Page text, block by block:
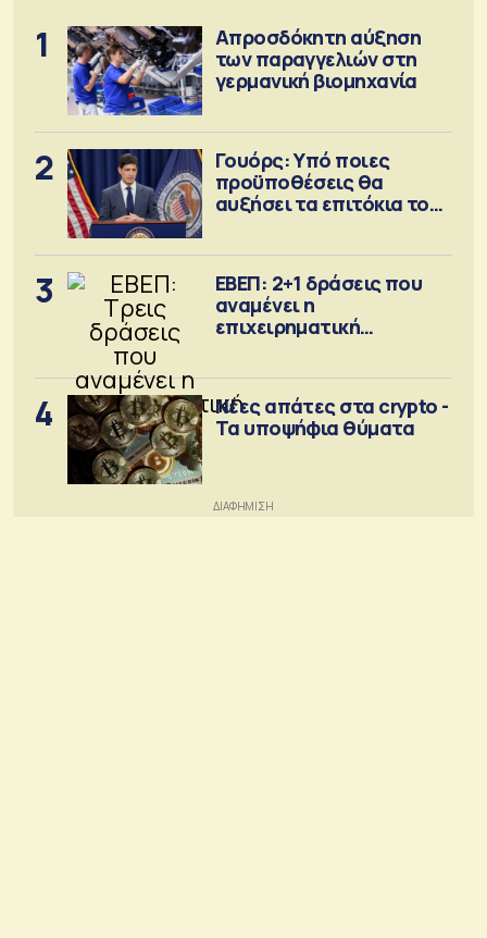
1
Απροσδόκητη αύξηση
των παραγγελιών στη
γερμανική βιομηχανία
2
Γουόρς: Υπό ποιες
προϋποθέσεις θα
αυξήσει τα επιτόκια τον
3
ΕΒΕΠ: 2+1 δράσεις που
αναμένει η
επιχειρηματική
4
Νέες απάτες στα crypto -
Τα υποψήφια θύματα